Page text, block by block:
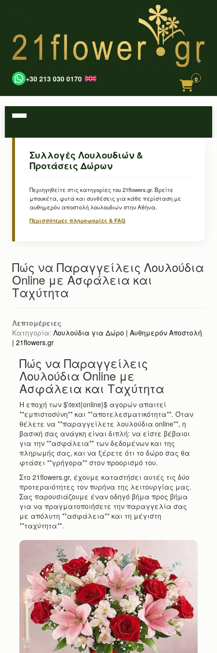
+30 213 030 0170 0
Συλλογές Λουλουδιών &
Προτάσεις Δώρων
Περιηγηθείτε στις κατηγορίες του 21flowers.gr. Βρείτε
μπουκέτα, φυτά και συνθέσεις για κάθε περίσταση με
αυθημερόν αποστολή λουλουδιών στην Αθήνα.
Περισσότερες πληροφορίες & FAQ
Πώς να Παραγγείλεις Λουλούδια
Online με Ασφάλεια και
Ταχύτητα
Λεπτομέρειες
Κατηγορία: Λουλούδια για Δώρο | Αυθημερόν Αποστολή
| 21flowers.gr
Πώς να Παραγγείλεις
Λουλούδια Online με
Ασφάλεια και Ταχύτητα
Η εποχή των $\text{online}$ αγορών απαιτεί
**εμπιστοσύνη** και **αποτελεσματικότητα**. Όταν
θέλετε να **παραγγείλετε λουλούδια online**, η
βασική σας ανάγκη είναι διπλή: να είστε βέβαιοι
για την **ασφάλεια** των δεδομένων και της
πληρωμής σας, και να ξέρετε ότι το δώρο σας θα
φτάσει **γρήγορα** στον προορισμό του.
Στο 21flowers.gr, έχουμε καταστήσει αυτές τις δύο
προτεραιότητες τον πυρήνα της λειτουργίας μας.
Σας παρουσιάζουμε έναν οδηγό βήμα προς βήμα
για να πραγματοποιήσετε την παραγγελία σας
με απόλυτη **ασφάλεια** και τη μέγιστη
**ταχύτητα**.